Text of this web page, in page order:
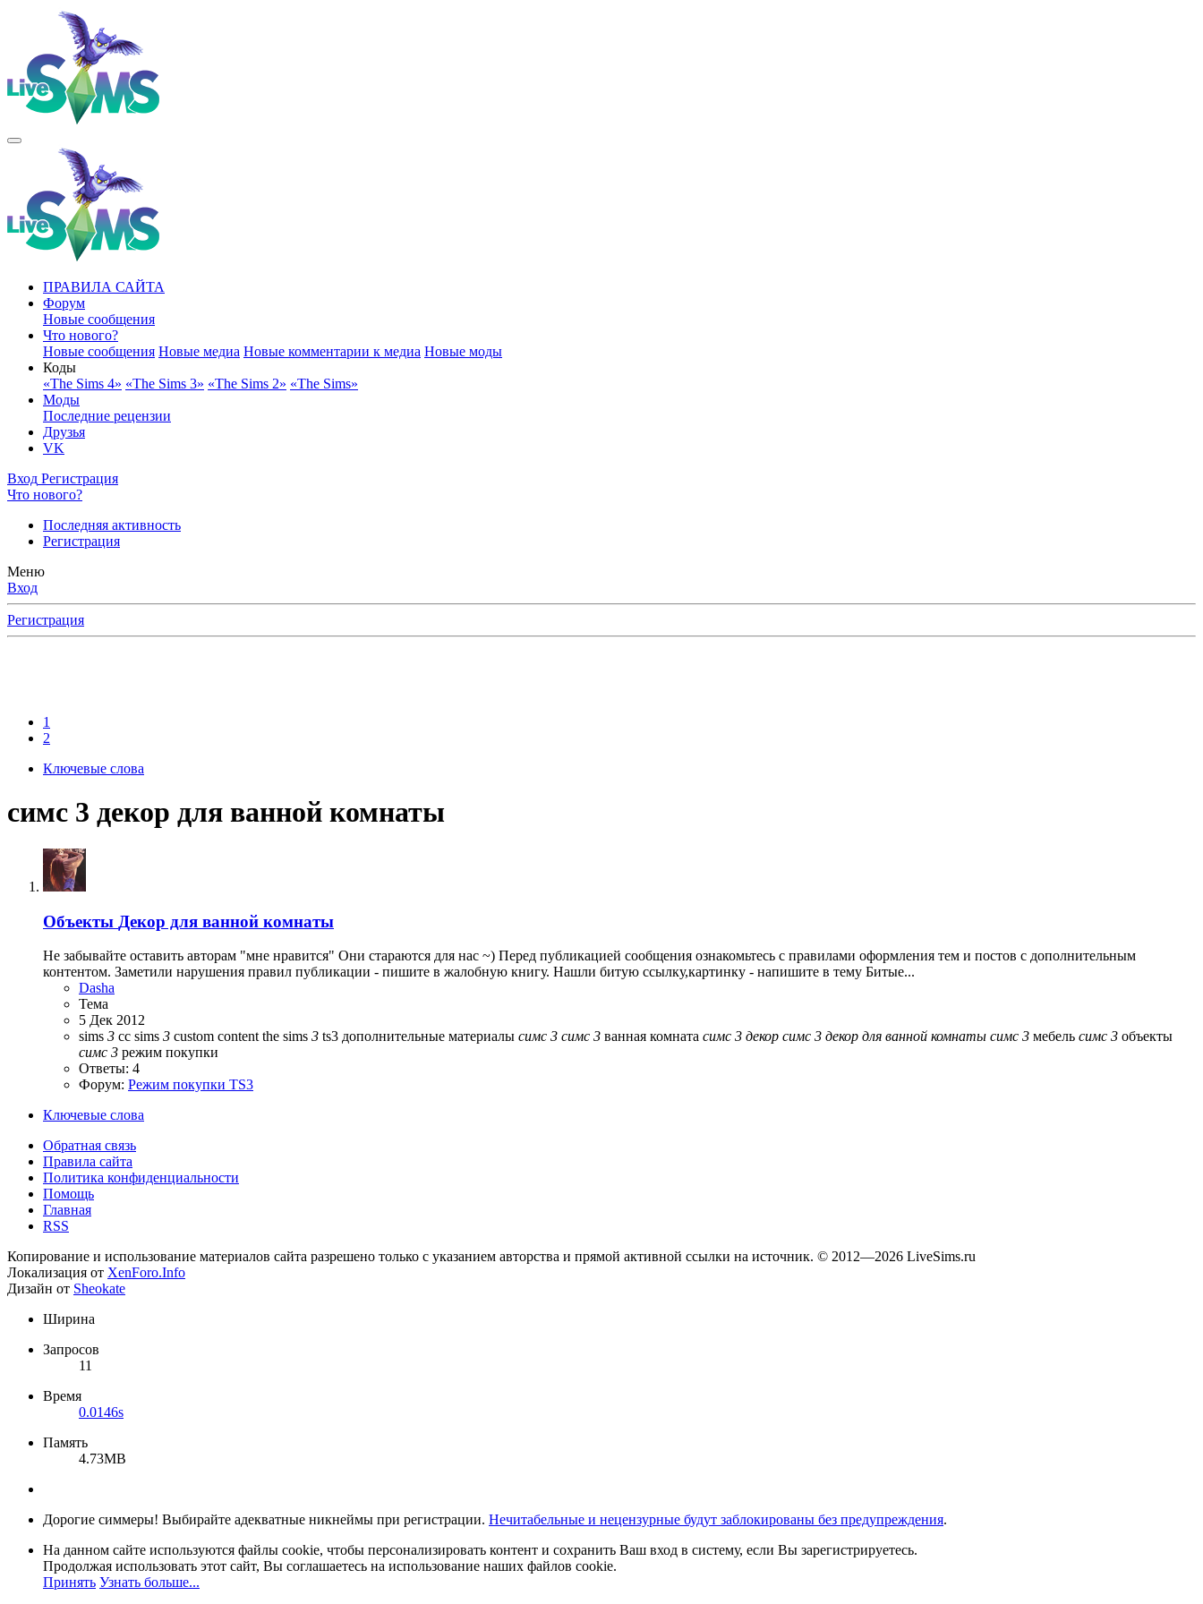
ПРАВИЛА САЙТА
Форум
Новые сообщения
Что нового?
Новые сообщения Новые медиа Новые комментарии к медиа Новые моды
Коды
«The Sims 4» «The Sims 3» «The Sims 2» «The Sims»
Моды
Последние рецензии
Друзья
VK
Вход Регистрация
Что нового?
Последняя активность
Регистрация
Меню
Вход
Регистрация
1
2
Ключевые слова
симс 3 декор для ванной комнаты
Объекты Декор для ванной комнаты
Не забывайте оставить авторам "мне нравится" Они стараются для нас ~) Перед публикацией сообщения ознакомьтесь с правилами оформления тем и постов с дополнительным
контентом. Заметили нарушения правил публикации - пишите в жалобную книгу. Нашли битую ссылку,картинку - напишите в тему Битые...
Dasha
Тема
5 Дек 2012
sims 3 cc sims 3 custom content the sims 3 ts3 дополнительные материалы симс 3 симс 3 ванная комната симс 3 декор симс 3 декор для ванной комнаты симс 3 мебель симс 3 объекты
симс 3 режим покупки
Ответы: 4
Форум: Режим покупки TS3
Ключевые слова
Обратная связь
Правила сайта
Политика конфиденциальности
Помощь
Главная
RSS
Копирование и использование материалов сайта разрешено только с указанием авторства и прямой активной ссылки на источник. © 2012—2026 LiveSims.ru
Локализация от XenForo.Info
Дизайн от Sheokate
Ширина
Запросов
11
Время
0.0146s
Память
4.73MB
Дорогие симмеры! Выбирайте адекватные никнеймы при регистрации. Нечитабельные и нецензурные будут заблокированы без предупреждения.
На данном сайте используются файлы cookie, чтобы персонализировать контент и сохранить Ваш вход в систему, если Вы зарегистрируетесь.
Продолжая использовать этот сайт, Вы соглашаетесь на использование наших файлов cookie.
Принять Узнать больше...